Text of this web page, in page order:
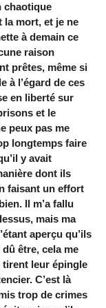
chaotique
la mort, et je ne
à demain ce
raison
prêtes, même si
à l’égard de ces
en liberté sur
et le
peux pas me
longtemps faire
y avait
dont ils
faisant un effort
Il m’a fallu
mais ma
aperçu qu’ils
être, cela me
tirent leur épingle
C’est là
trop de crimes